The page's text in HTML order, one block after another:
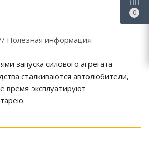
Полезная информация
запуска силового агрегата
сталкиваются автолюбители,
время эксплуатируют
0